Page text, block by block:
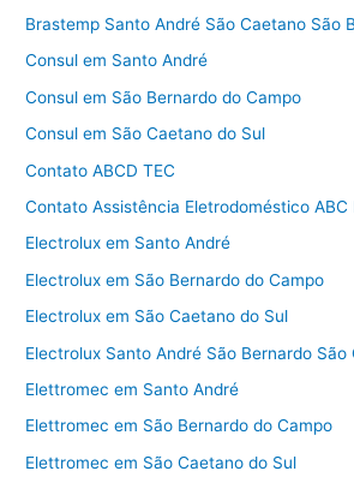
Brastemp Santo André São Caetano São
Consul em Santo André
Consul em São Bernardo do Campo
Consul em São Caetano do Sul
Contato ABCD TEC
Contato Assistência Eletrodoméstico ABC
Electrolux em Santo André
Electrolux em São Bernardo do Campo
Electrolux em São Caetano do Sul
Electrolux Santo André São Bernardo São
Elettromec em Santo André
Elettromec em São Bernardo do Campo
Elettromec em São Caetano do Sul